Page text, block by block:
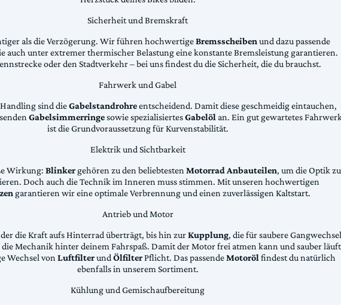
Sicherheit und Bremskraft
als die Verzögerung. Wir führen hochwertigeBremsscheibenund dazu passende
auch unter extremer thermischer Belastung eine konstante Bremsleistung garantieren.
oder den Stadtverkehr – bei uns findest du die Sicherheit, die du brauchst.
Fahrwerk und Gabel
sind dieGabelstandrohreentscheidend. Damit diese geschmeidig eintauchen,
Gabelsimmerringesowie spezialisiertesGabelöl an. Ein gut gewartetes
ist die Grundvoraussetzung für Kurvenstabilität.
Elektrik und Sichtbarkeit
Wirkung: Blinker gehören zu den beliebtestenMotorrad Anbauteilen, um die Optik zu
Doch auch die Technik im Inneren muss stimmen. Mit unseren hochwertigen
garantieren wir eine optimale Verbrennung und einen zuverlässigen Kaltstart.
Antrieb und Motor
der die Kraft aufs Hinterrad überträgt, bis hin zurKupplung, die für saubere Gangwechsel
Mechanik hinter deinem Fahrspaß. Damit der Motor frei atmen kann und sauber
Wechsel vonLuftfilterundÖlfilterPflicht. Das passendeMotorölfindest du natürlich
ebenfalls in unserem Sortiment.
Kühlung und Gemischaufbereitung